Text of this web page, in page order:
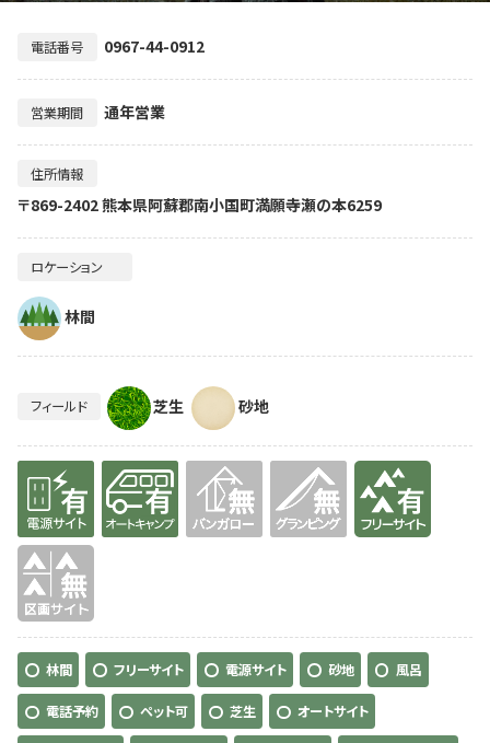
電話番号 0967-44-0912
営業期間 通年営業
住所情報
〒869-2402 熊本県阿蘇郡南小国町満願寺瀬の本6259
ロケーション
林間
フィールド 芝生 砂地
有り 有り 有り
無
林間 フリーサイト 電源サイト 砂地 風呂
電話予約 ペット可 芝生 オートサイト